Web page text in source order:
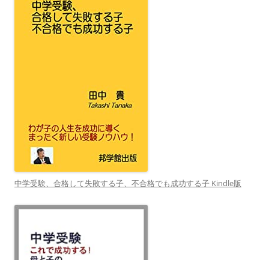
中学受験、合格して失敗する子、不合格でも成功する子 Kindle版